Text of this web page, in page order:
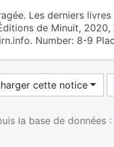
Les derniers
de Minuit, 2020,
Number: 8-9
cette notice
la base de données